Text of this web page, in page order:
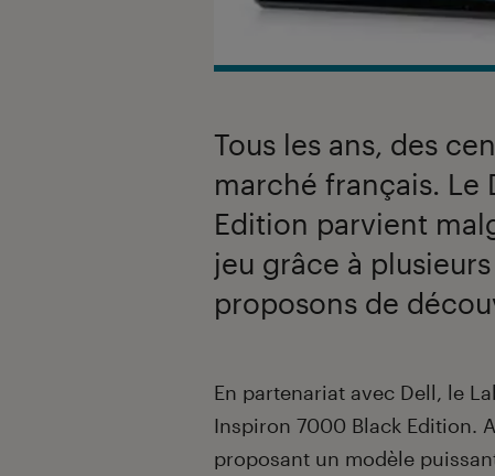
Tous les ans, des
marché français. Le
Edition parvient
jeu grâce à
proposons de
Introduction
En partenariat avec Dell, le
Inspiron 7000 Black Edition.
proposant un modèle